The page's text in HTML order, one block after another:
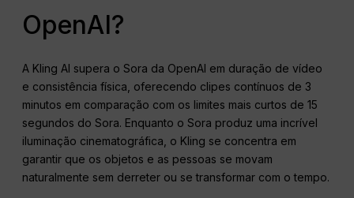
OpenAI?
A Kling AI supera o Sora da OpenAI em duração de vídeo
e consistência física, oferecendo clipes contínuos de 3
minutos em comparação com os limites mais curtos de 15
segundos do Sora. Enquanto o Sora produz uma incrível
iluminação cinematográfica, o Kling se concentra em
garantir que os objetos e as pessoas se movam
naturalmente sem derreter ou se transformar com o tempo.